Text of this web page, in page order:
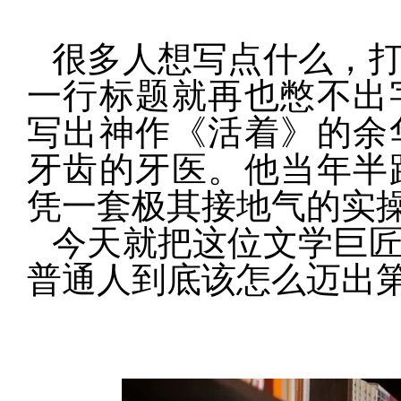
很多人想写点什么，
一行标题就再也憋不
写出神作《活着》的
牙齿的牙医。他当年
凭一套极其接地气的实
今天就把这位文学巨
普通人到底该怎么迈出